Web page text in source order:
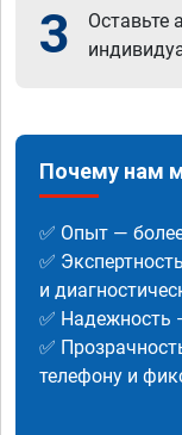
3
Оставьте
Почему нам
✅ Опыт —
✅
и
✅ Надежность
✅
телефону и